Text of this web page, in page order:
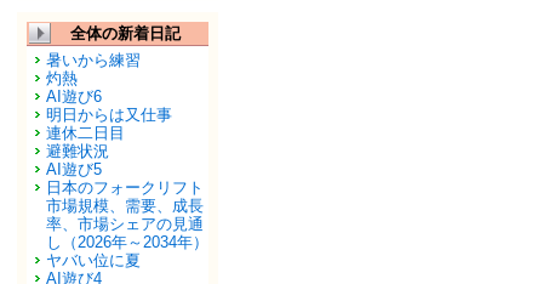
全体の新着日記
暑いから練習
灼熱
AI遊び6
明日からは又仕事
連休二日目
避難状況
AI遊び5
日本のフォークリフト
市場規模、需要、成長
率、市場シェアの見通
し（2026年～2034年）
ヤバい位に夏
AI遊び4